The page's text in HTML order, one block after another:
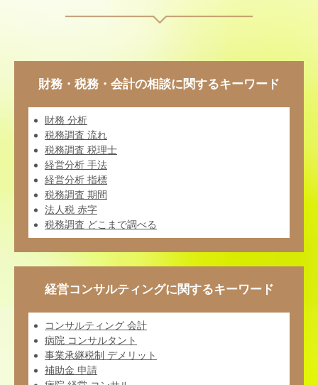
財務・税務・会計の相談に関するキーワード
財務 分析
税務調査 流れ
税務調査 税理士
経営分析 手法
経営分析 指標
税務調査 期間
法人税 赤字
税務調査 どこまで調べる
経営コンサルティングに関するキーワード
コンサルティング 会計
病院 コンサルタント
事業承継税制 デメリット
補助金 申請